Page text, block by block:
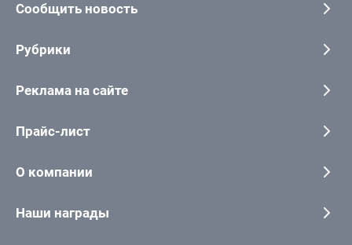
Сообщить новость
Рубрики
Реклама на сайте
Прайс-лист
О компании
Наши награды